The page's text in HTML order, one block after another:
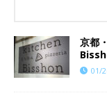
京都
01/